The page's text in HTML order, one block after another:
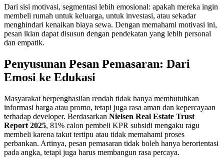
Dari sisi motivasi, segmentasi lebih emosional: apakah mereka ingin
membeli rumah untuk keluarga, untuk investasi, atau sekadar
menghindari kenaikan biaya sewa. Dengan memahami motivasi ini,
pesan iklan dapat disusun dengan pendekatan yang lebih personal
dan empatik.
Penyusunan Pesan Pemasaran: Dari
Emosi ke Edukasi
Masyarakat berpenghasilan rendah tidak hanya membutuhkan
informasi harga atau promo, tetapi juga rasa aman dan kepercayaan
terhadap developer. Berdasarkan Nielsen Real Estate Trust
Report 2025, 81% calon pembeli KPR subsidi mengaku ragu
membeli karena takut tertipu atau tidak memahami proses
perbankan. Artinya, pesan pemasaran tidak boleh hanya berorientasi
pada angka, tetapi juga harus membangun rasa percaya.